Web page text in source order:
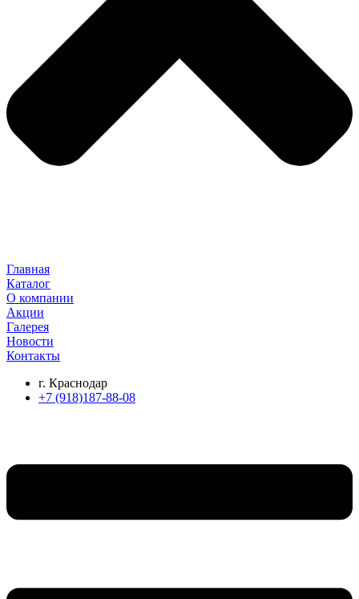
Главная
Каталог
О компании
Акции
Галерея
Новости
Контакты
г. Краснодар
+7 (918)187-88-08